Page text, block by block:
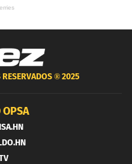
RESERVADOS ®2025
OPSA